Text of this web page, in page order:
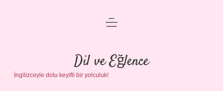
Anasayfa
Gizlilik Politikası
Yasal Uyarı
menüyü
Dil ve Eğlence
İngilizceyle dolu keyifli bir yolculuk!